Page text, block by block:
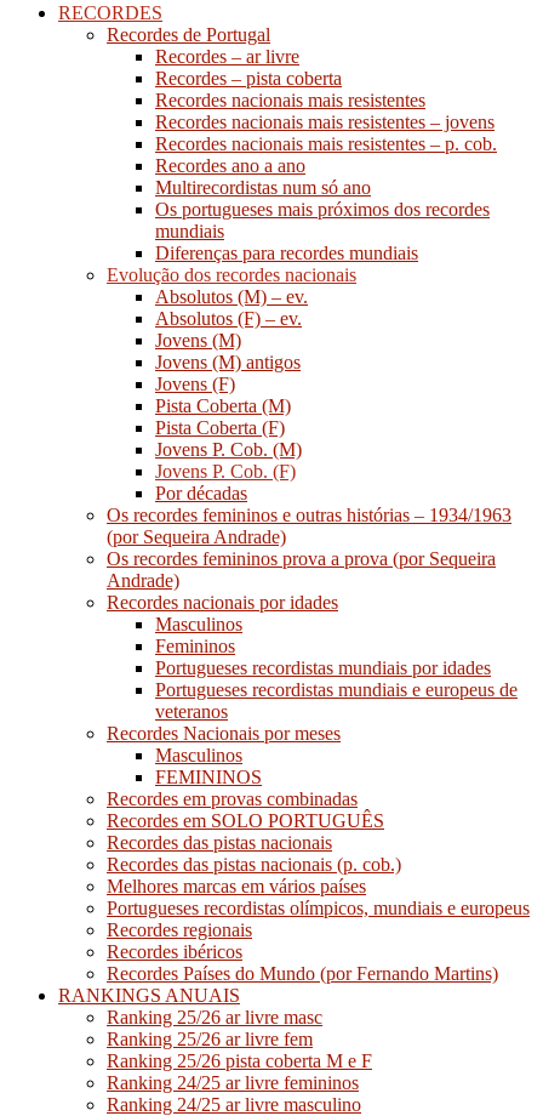
RECORDES
Recordes de Portugal
Recordes – ar livre
Recordes – pista coberta
Recordes nacionais mais resistentes
Recordes nacionais mais resistentes – jovens
Recordes nacionais mais resistentes – p. cob.
Recordes ano a ano
Multirecordistas num só ano
Os portugueses mais próximos dos recordes
mundiais
Diferenças para recordes mundiais
Evolução dos recordes nacionais
Absolutos (M) – ev.
Absolutos (F) – ev.
Jovens (M)
Jovens (M) antigos
Jovens (F)
Pista Coberta (M)
Pista Coberta (F)
Jovens P. Cob. (M)
Jovens P. Cob. (F)
Por décadas
Os recordes femininos e outras histórias – 1934/1963
(por Sequeira Andrade)
Os recordes femininos prova a prova (por Sequeira
Andrade)
Recordes nacionais por idades
Masculinos
Femininos
Portugueses recordistas mundiais por idades
Portugueses recordistas mundiais e europeus de
veteranos
Recordes Nacionais por meses
Masculinos
FEMININOS
Recordes em provas combinadas
Recordes em SOLO PORTUGUÊS
Recordes das pistas nacionais
Recordes das pistas nacionais (p. cob.)
Melhores marcas em vários países
Portugueses recordistas olímpicos, mundiais e europeus
Recordes regionais
Recordes ibéricos
Recordes Países do Mundo (por Fernando Martins)
RANKINGS ANUAIS
Ranking 25/26 ar livre masc
Ranking 25/26 ar livre fem
Ranking 25/26 pista coberta M e F
Ranking 24/25 ar livre femininos
Ranking 24/25 ar livre masculino